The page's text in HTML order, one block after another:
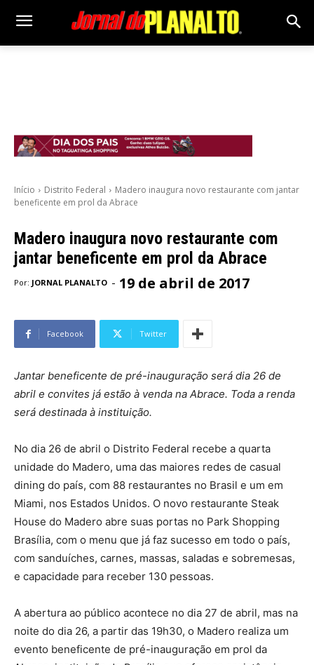
Início Distrito Federal
Madero inaugura novo restaurante com jantar
beneficente em prol da Abrace
Madero inaugura novo restaurante com
jantar beneficente em prol da Abrace
Por: JORNAL PLANALTO - 19 de abril de 2017
Facebook Twitter
Jantar beneficente de pré-inauguração será dia 26 de
abril e convites já estão à venda na Abrace. Toda a renda
será destinada à instituição.
No dia 26 de abril o Distrito Federal recebe a quarta
unidade do Madero, uma das maiores redes de casual
dining do país, com 88 restaurantes no Brasil e um em
Miami, nos Estados Unidos. O novo restaurante Steak
House do Madero abre suas portas no Park Shopping
Brasília, com o menu que já faz sucesso em todo o país,
com sanduíches, carnes, massas, saladas e sobremesas,
e capacidade para receber 130 pessoas.
A abertura ao público acontece no dia 27 de abril, mas na
noite do dia 26, a partir das 19h30, o Madero realiza um
evento beneficente de pré-inauguração em prol da